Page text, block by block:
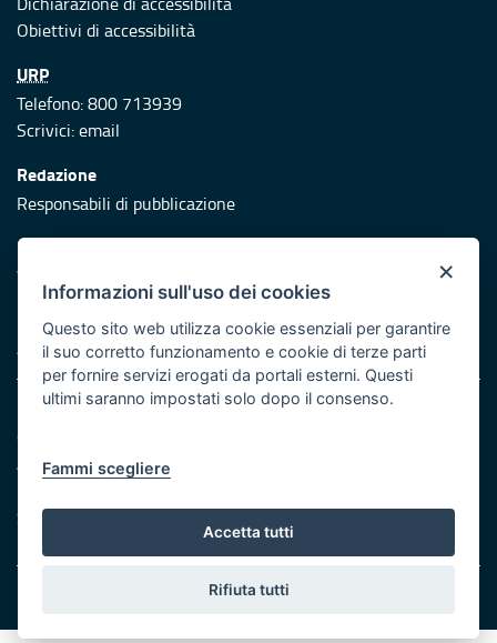
Obiettivi di accessibilità
URP
Telefono: 800 713939
Scrivici:email
Redazione
Responsabili di pubblicazione
Protezione civile
Vai al sito di Protezione Civile Puglia
Iniziativa finanziata con risorse del POR Puglia 2014/2020 -
Asse XI
Note legali
Cookie e privacy
Atti di notifica
Servizi Intranet
© Regione Puglia
×
Informazioni sull'uso dei cookies
Questo sito web utilizza cookie essenziali per garantire
il suo corretto funzionamento e cookie di terze parti
per fornire servizi erogati da portali esterni. Questi
ultimi saranno impostati solo dopo il consenso.
Fammi scegliere
Accetta tutti
Rifiuta tutti